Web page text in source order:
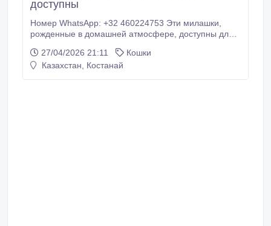
доступны
Номер WhatsApp: +32 460224753 Эти милашки,
рожденные в домашней атмосфере, доступны для
предоставлены здесь с # необходимыми
прививками 3 или 4, а также питомниковым кашлем
27/04/2026 21:11
Кошки
Казахстан, Костанай